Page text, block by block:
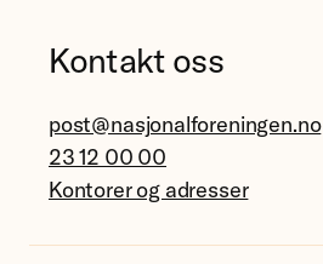
Kontakt oss
post@nasjonalforeningen.no
23 12 00 00
Kontorer og adresser